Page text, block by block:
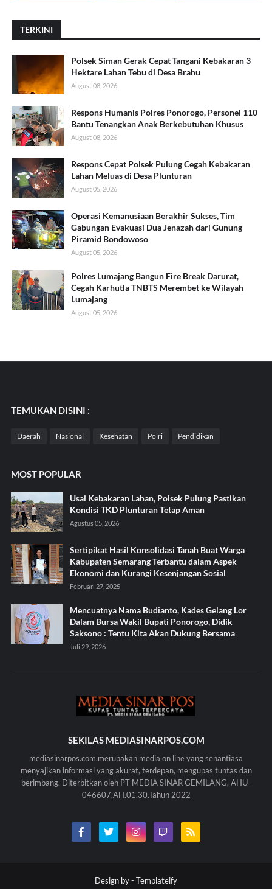
TERKINI
Polsek Siman Gerak Cepat Tangani Kebakaran 3
Hektare Lahan Tebu di Desa Brahu
August 08, 2026
Respons Humanis Polres Ponorogo, Personel 110
Bantu Tenangkan Anak Berkebutuhan Khusus
August 08, 2026
Respons Cepat Polsek Pulung Cegah Kebakaran
Lahan Meluas di Desa Plunturan
August 05, 2026
Operasi Kemanusiaan Berakhir Sukses, Tim
Gabungan Evakuasi Dua Jenazah dari Gunung
Piramid Bondowoso
August 05, 2026
Polres Lumajang Bangun Fire Break Darurat,
Cegah Karhutla TNBTS Merembet ke Wilayah
Lumajang
August 05, 2026
TEMUKAN DISINI :
Daerah Nasional Kesehatan Polri Pendidikan
MOST POPULAR
Usai Kebakaran Lahan, Polsek Pulung Pastikan
Kondisi TKD Plunturan Tetap Aman
Agustus 05, 2026
Sertipikat Hasil Konsolidasi Tanah Buat Warga
Kabupaten Semarang Terbantu dalam Aspek
Ekonomi dan Kurangi Kesenjangan Sosial
Februari 27, 2025
Mencuatnya Nama Budianto, Kades Gelang Lor
Dalam Bursa Wakil Bupati Ponorogo, Didik
Saksono : Tentu Kita Akan Dukung Bersama
Juli 29, 2026
SEKILAS MEDIASINARPOS.COM
mediasinarpos.com.merupakan media on line yang senantiasa
menyajikan informasi yang akurat, terdepan, mengupas tuntas dan
berimbang. Diterbitkan oleh PT MEDIA SINAR GEMILANG, AHU-
046607.AH.01.30.Tahun 2022
Design by - Templateify